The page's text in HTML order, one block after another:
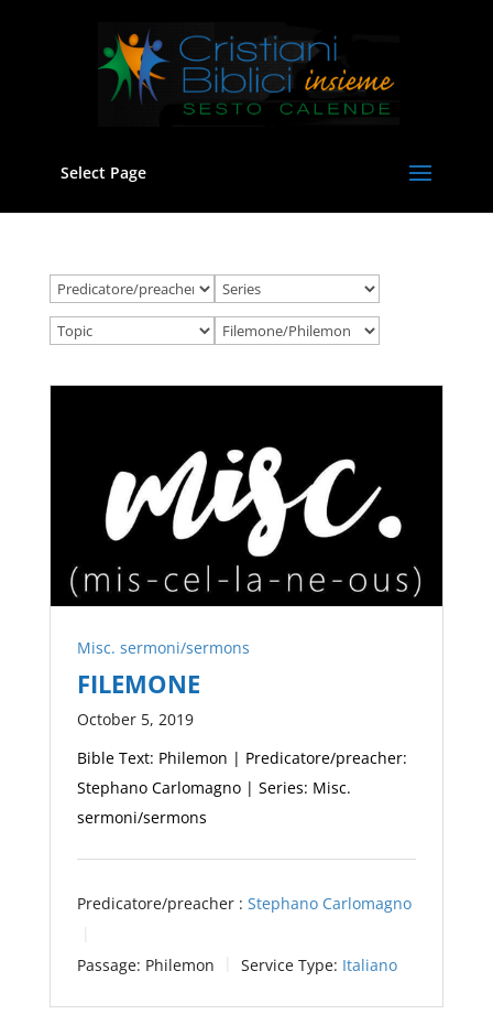
Select Page
Misc. sermoni/sermons
FILEMONE
October 5, 2019
Bible Text: Philemon | Predicatore/preacher:
Stephano Carlomagno | Series: Misc.
sermoni/sermons
Predicatore/preacher : Stephano Carlomagno
Passage: Philemon Service Type: Italiano